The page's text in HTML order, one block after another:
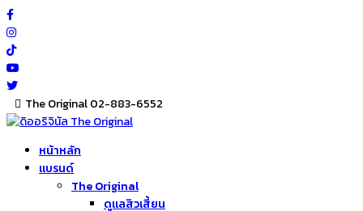
Skip
to
content
The Original 02-883-6552
หน้าหลัก
แบรนด์
The Original
ดูแลสิวเสี้ยน